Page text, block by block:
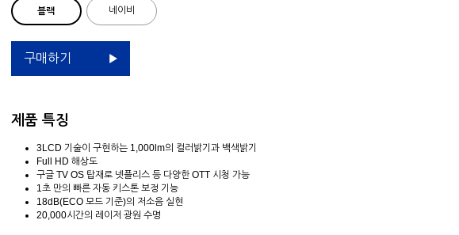
블랙 네이비
구매하기
제품 특징
3LCD 기술이 구현하는 1,000lm의 컬러밝기과 백색밝기
Full HD 해상도
구글 TV OS 탑재로 넷플리스 등 다양한 OTT 시청 가능
1초 만의 빠른 자동 키스톤 보정 기능
18dB(ECO 모드 기준)의 저소음 실현
20,000시간의 레이저 광원 수명